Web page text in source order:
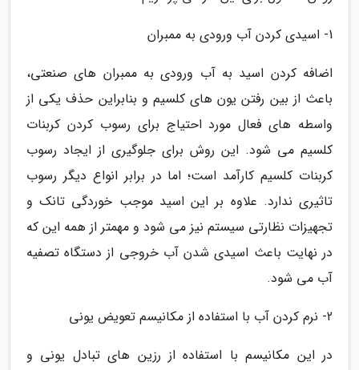
1- اسیدی کردن آب ورودی به ممبران
اضافه کردن اسید به آب ورودی به ممبران های صنعتی،
باعث از بین رفتن یون های کلسیم و بنابراین حذف یکی از
واسطه های فعال مورد احتیاج برای رسوب کردن کربنات
کلسیم می شود. این روش برای جلوگیری از ایجاد رسوب
کربنات کلسیم کارآمد است؛ اما در برابر انواع دیگر رسوب
تاثیری ندارد. علاوه بر این اسید موجب خوردگی تانک و
تجهیزات نظارتی سیستم نیز می شود و مهمتر از همه این که
در نهایت باعث اسیدی شدن آب خروجی از دستگاه تصفیه
آب می شود.
2- نرم کردن آب با استفاده از مکانیسم تعویض یونی
در این مکانیسم با استفاده از رزین های تبادل یونی و